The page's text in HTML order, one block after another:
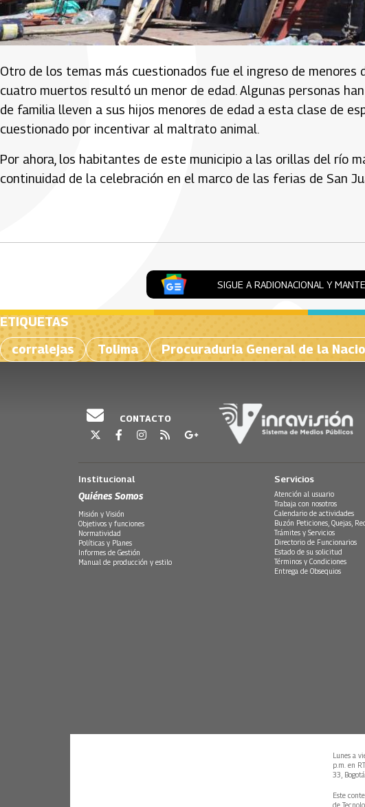
Otro de los temas más cuestionados fue el ingreso de
cuatro muertos resultó un menor de edad. Algunas personas
de familia lleven a sus hijos menores de edad a esta clase de
cuestionado por incentivar al maltrato animal.
Por ahora, los habitantes de este municipio a las orillas del río
continuidad de la celebración en el marco de las ferias de San
SIGUE A RADIONACIONAL Y
ETIQUETAS
corralejas
Tolima Procuraduria General de la
CONTACTO
Institucional
Quiénes Somos
Misión y Visión
Objetivos y funciones
Normatividad
Políticas y Planes
Informes de Gestión
Manual de producción y estilo
Servicios
Atención al usuario
Trabaja con nosotros
Calendario de actividades
Buzón Peticiones, Quejas,
Trámites y Servicios
Directorio de Funcionarios
Estado de su solicitud
Términos y Condiciones
Entrega de Obsequios
Lunes a
p.m. en
33, Bogotá.
Este
de